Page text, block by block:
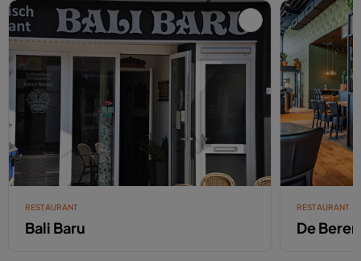
RESTAURANT
Bali Baru
RESTAURANT
De